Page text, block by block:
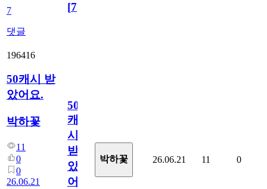
7
댓글
[7]
196416
50캐시 받
았어요.
박하꽃
11
0
0
26.06.21
50
캐
시
받
았
어
박하꽃 26.06.21 11 0